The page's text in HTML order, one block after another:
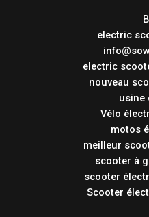
electric
electric
nouveau
usine
Vélo
motos
meilleur
scooter à
scooter
Scooter